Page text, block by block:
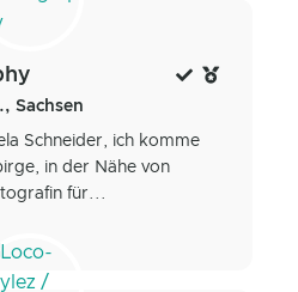
Sachsen
Schneider, ich komme
in der Nähe von
für...